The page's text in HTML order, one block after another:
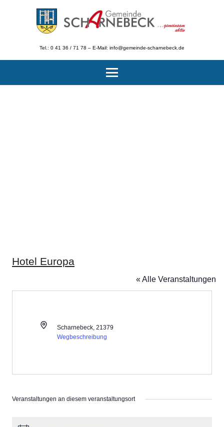
Tel.: 0 41 36 / 71 78 – E-Mail: info@gemeinde-scharnebeck.de
Hotel Europa
« Alle Veranstaltungen
Adresse
Scharnebeck, 21379
Wegbeschreibung
Veranstaltungen an diesem veranstaltungsort